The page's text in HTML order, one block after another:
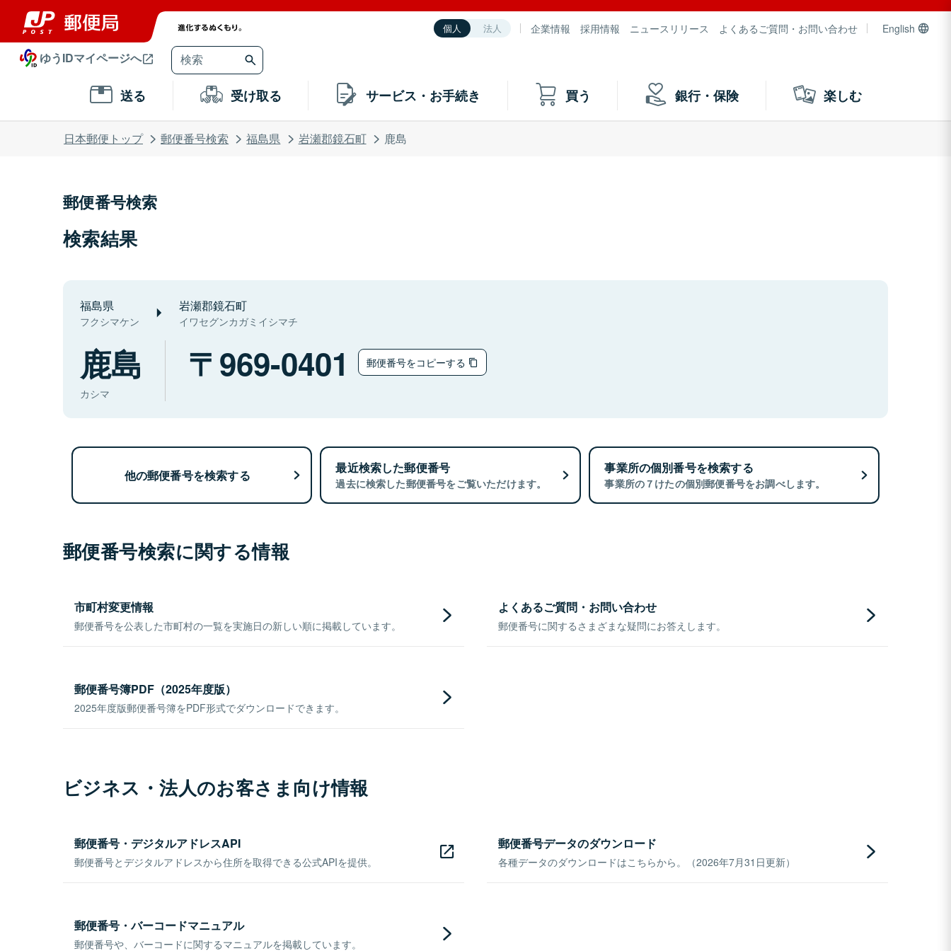
個人 法人 企業情報 採用情報 ニュースリリース よくあるご質問・お問い合わせ English
ゆうIDマイページへ
送る 受け取る サービス・お手続き 買う 銀行・保険 楽しむ
日本郵便トップ 郵便番号検索 福島県 岩瀬郡鏡石町 鹿島
郵便番号検索
検索結果
福島県
フクシマケン
岩瀬郡鏡石町
イワセグンカガミイシマチ
鹿島
カシマ
969-0401 郵便番号をコピーする
他の郵便番号を検索する 最近検索した郵便番号
過去に検索した郵便番号をご覧いただけます。
事業所の個別番号を検索する
事業所の７けたの個別郵便番号をお調べします。
郵便番号検索に関する情報
市町村変更情報
郵便番号を公表した市町村の一覧を実施日の新しい順に掲載しています。
よくあるご質問・お問い合わせ
郵便番号に関するさまざまな疑問にお答えします。
郵便番号簿PDF（2025年度版）
2025年度版郵便番号簿をPDF形式でダウンロードできます。
ビジネス・法人のお客さま向け情報
郵便番号・デジタルアドレスAPI
郵便番号とデジタルアドレスから住所を取得できる公式APIを提供。
郵便番号データのダウンロード
各種データのダウンロードはこちらから。（2026年7月31日更新）
郵便番号・バーコードマニュアル
郵便番号や、バーコードに関するマニュアルを掲載しています。